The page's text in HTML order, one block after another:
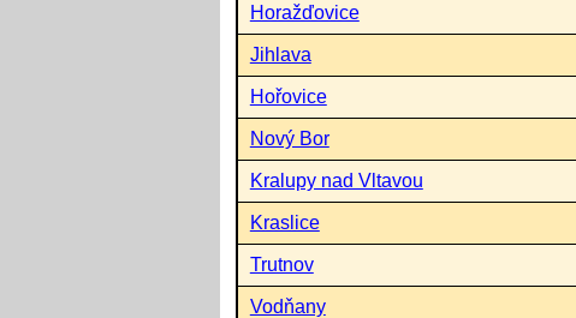
Horažďovice
Jihlava
Hořovice
Nový Bor
Kralupy nad Vltavou
Kraslice
Trutnov
Vodňany